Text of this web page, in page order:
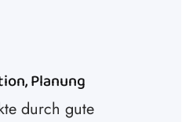
Planung
durch gute